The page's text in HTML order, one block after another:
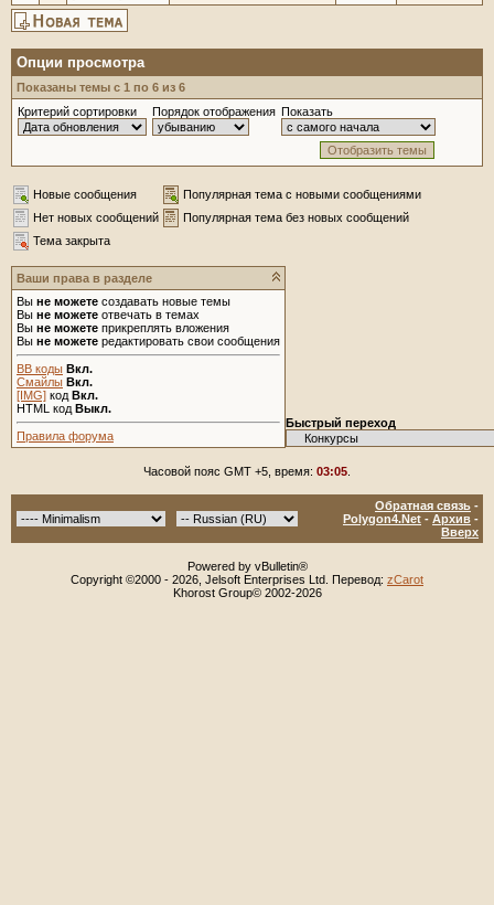
Опции просмотра
Показаны темы с 1 по 6 из 6
Критерий сортировки
Порядок отображения Показать
Новые сообщения
Популярная тема с новыми сообщениями
Нет новых сообщений
Популярная тема без новых сообщений
Тема закрыта
Ваши права в разделе
Вы не можете создавать новые темы
Вы не можете отвечать в темах
Вы не можете прикреплять вложения
Вы не можете редактировать свои сообщения
BB коды Вкл.
Смайлы Вкл.
[IMG] код Вкл.
HTML код Выкл.
Правила форума
Быстрый переход
Часовой пояс GMT +5, время: 03:05
Обратная связь -
Polygon4.Net - Архив -
Вверх
Powered by vBulletin®
Copyright ©2000 - 2026, Jelsoft Enterprises Ltd. Перевод: zCarot
Khorost Group© 2002-2026